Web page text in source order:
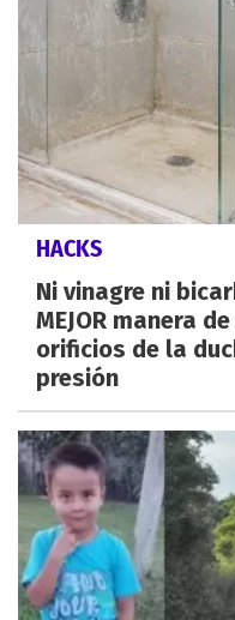
HACKS
Ni vinagre ni
MEJOR manera
orificios de la
presión